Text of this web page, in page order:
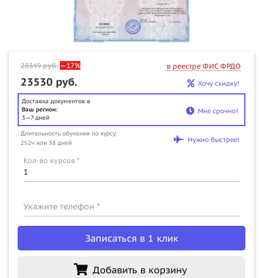
28349руб. —17% в реестре ФИС ФРДО
23530 руб. Хочу скидку!
Доставка документов в
Ваш регион:
3—7 дней
Мне срочно!
Длительность обучения по курсу:
252ч или 38 дней
Нужно быстрее!
Кол-во курсов *
Укажите телефон *
Записаться в 1 клик
Добавить в корзину